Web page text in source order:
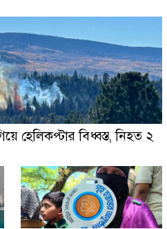
হেলিকপ্টার বিধ্বস্ত, নিহত ২